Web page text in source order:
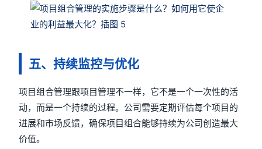
五、持续监控与优化
项目组合管理跟项目管理不一样，它不是一个一次性的活
动，而是一个持续的过程。公司需要定期评估每个项目的
进展和市场反馈，确保项目组合能够持续为公司创造最大
价值。